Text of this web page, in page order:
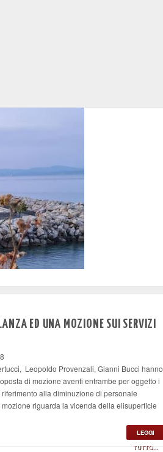
ED UNA MOZIONE SUI SERVIZI
Leopoldo Provenzali, Gianni Bucci hanno
di mozione aventi entrambe per oggetto i
alla diminuzione di personale
riguarda la vicenda della elisuperficie
LEGGI
TUTTO...